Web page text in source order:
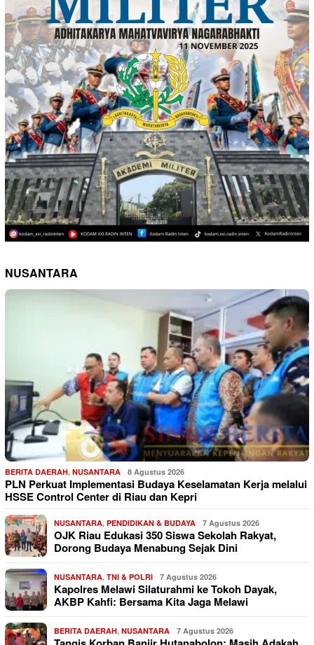
NUSANTARA
BERITA DAERAH, NUSANTARA 8 Agustus 2026
PLN Perkuat Implementasi Budaya Keselamatan Kerja melalui
HSSE Control Center di Riau dan Kepri
NUSANTARA, PENDIDIKAN & BUDAYA 7 Agustus 2026
OJK Riau Edukasi 350 Siswa Sekolah Rakyat,
Dorong Budaya Menabung Sejak Dini
NUSANTARA, TNI & POLRI 7 Agustus 2026
Kapolres Melawi Silaturahmi ke Tokoh Dayak,
AKBP Kahfi: Bersama Kita Jaga Melawi
BERITA DAERAH, NUSANTARA 7 Agustus 2026